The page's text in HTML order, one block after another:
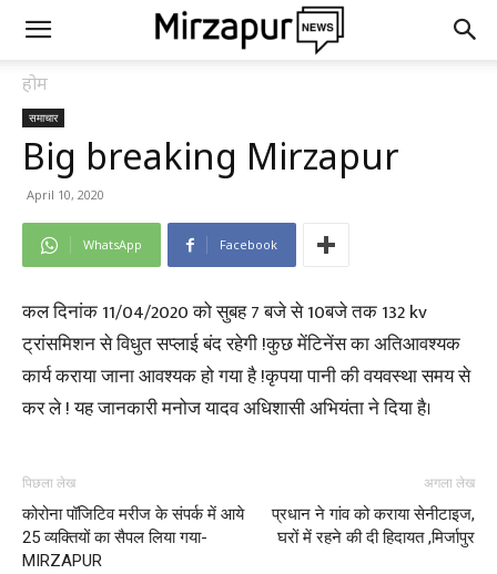
होम
समाचार
Big breaking Mirzapur
April 10, 2020
WhatsApp Facebook
कल दिनांक 11/04/2020 को सुबह 7 बजे से 10बजे तक 132 kv
ट्रांसमिशन से विधुत सप्लाई बंद रहेगी !कुछ मेंटिनेंस का अतिआवश्यक
कार्य कराया जाना आवश्यक हो गया है !कृपया पानी की वयवस्था समय से
कर ले ! यह जानकारी मनोज यादव अधिशासी अभियंता ने दिया है।
पिछला लेख
कोरोना पॉजिटिव मरीज के संपर्क में आये
25 व्यक्तियों का सैपल लिया गया-
MIRZAPUR
अगला लेख
प्रधान ने गांव को कराया सेनीटाइज,
घरों में रहने की दी हिदायत ,मिर्जापुर